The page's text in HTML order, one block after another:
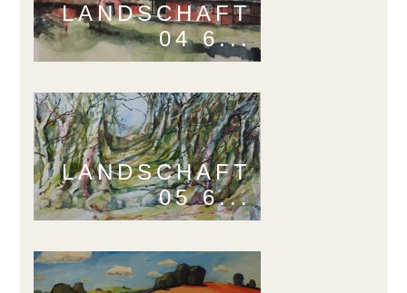
LANDSCHAFT
04 6...
LANDSCHAFT
05 6...